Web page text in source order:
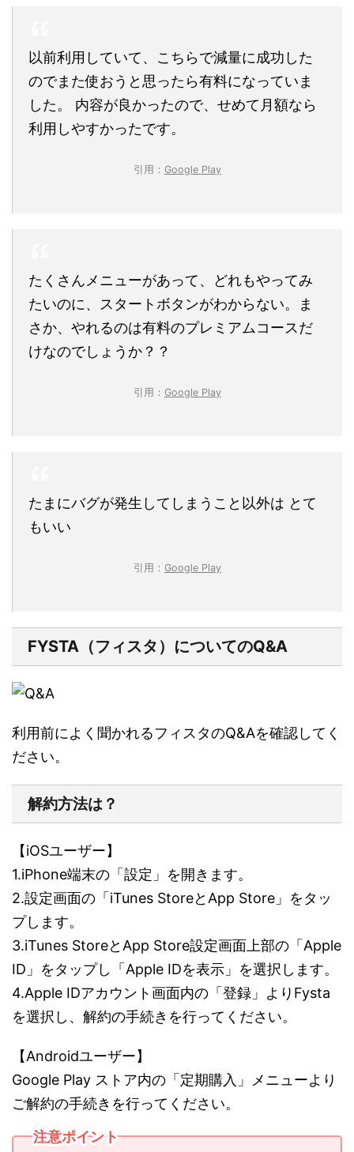
以前利用していて、こちらで減量に成功した
のでまた使おうと思ったら有料になっていま
した。 内容が良かったので、せめて月額なら
利用しやすかったです。
引用： Google Play
たくさんメニューがあって、どれもやってみ
たいのに、スタートボタンがわからない。ま
さか、やれるのは有料のプレミアムコースだ
けなのでしょうか？？
引用： Google Play
たまにバグが発生してしまうこと以外は とて
もいい
引用： Google Play
FYSTA（フィスタ）についてのQ&A
利用前によく聞かれるフィスタのQ&Aを確認してく
ださい。
解約方法は？
【iOSユーザー】
1.iPhone端末の「設定」を開きます。
2.設定画面の「iTunes StoreとApp Store」をタッ
プします。
3.iTunes StoreとApp Store設定画面上部の「Apple
ID」をタップし「Apple IDを表示」を選択します。
4.Apple IDアカウント画面内の「登録」よりFysta
を選択し、解約の手続きを行ってください。
【Androidユーザー】
Google Play ストア内の「定期購入」メニューより
ご解約の手続きを行ってください。
注意ポイント